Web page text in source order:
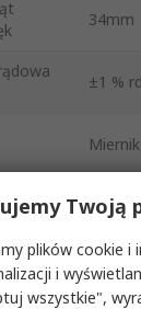
34mm
±1 %
±1 %
±1 %
Twoją
plików cookie i
i
wszystkie",